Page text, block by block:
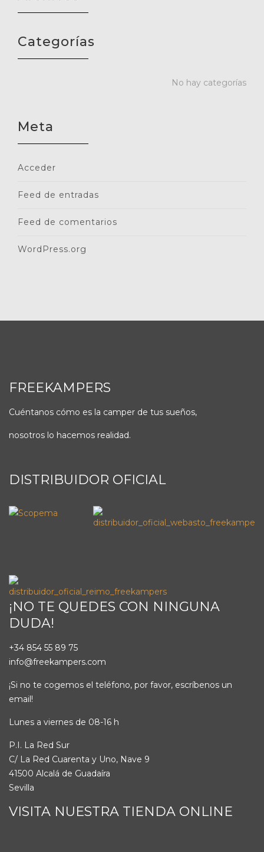
Categorías
No hay categorías
Meta
Acceder
Feed de entradas
Feed de comentarios
WordPress.org
FREEKAMPERS
Cuéntanos cómo es la camper de tus sueños,
nosotros lo hacemos realidad.
DISTRIBUIDOR OFICIAL
¡NO TE QUEDES CON NINGUNA
DUDA!
+34 854 55 89 75
info@freekampers.com
¡Si no te cogemos el teléfono, por favor, escríbenos un
email!
Lunes a viernes de 08-16 h
P.I. La Red Sur
C/ La Red Cuarenta y Uno, Nave 9
41500 Alcalá de Guadaíra
Sevilla
VISITA NUESTRA TIENDA ONLINE